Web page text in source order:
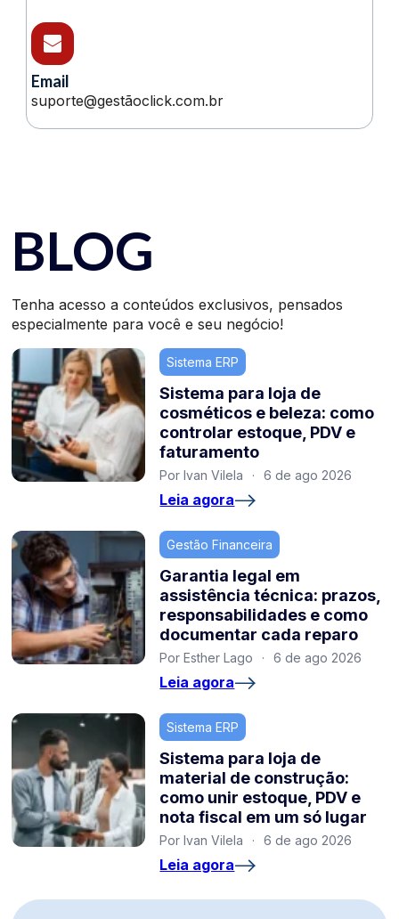
Email
suporte@gestãoclick.com.br
BLOG
Tenha acesso a conteúdos exclusivos, pensados
especialmente para você e seu negócio!
Sistema ERP
Sistema para loja de
cosméticos e beleza: como
controlar estoque, PDV e
faturamento
Por Ivan Vilela · 6 de ago 2026
Leia agora
Gestão Financeira
Garantia legal em
assistência técnica: prazos,
responsabilidades e como
documentar cada reparo
Por Esther Lago · 6 de ago 2026
Leia agora
Sistema ERP
Sistema para loja de
material de construção:
como unir estoque, PDV e
nota fiscal em um só lugar
Por Ivan Vilela · 6 de ago 2026
Leia agora